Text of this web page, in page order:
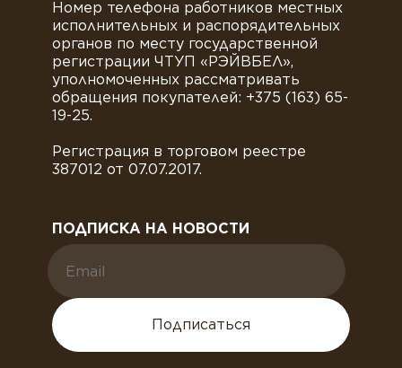
Номер телефона работников местных
исполнительных и распорядительных
органов по месту государственной
регистрации ЧТУП «РЭЙВБЕЛ»,
уполномоченных рассматривать
обращения покупателей: +375 (163) 65-
19-25.
Регистрация в торговом реестре
387012 от 07.07.2017.
ПОДПИСКА НА НОВОСТИ
Подписаться